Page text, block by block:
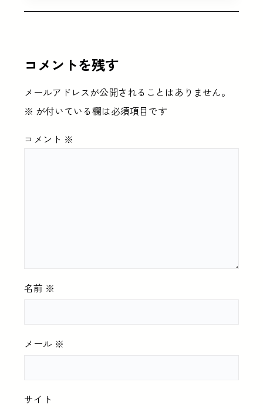
コメントを残す
メールアドレスが公開されることはありません。
※ が付いている欄は必須項目です
コメント ※
名前 ※
メール ※
サイト